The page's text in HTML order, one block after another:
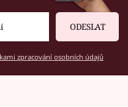
ODESLAT
zpracování osobních údajů